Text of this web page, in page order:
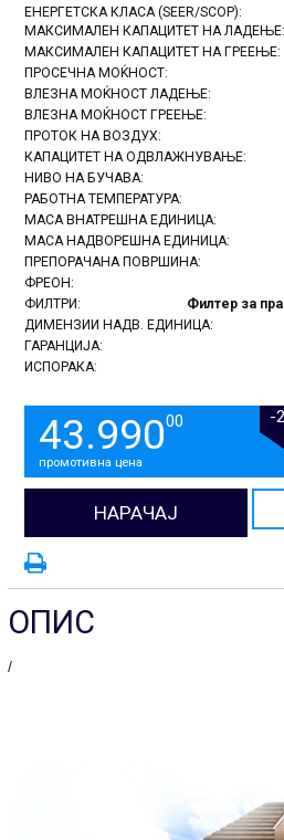
ЕНЕРГЕТСКА КЛАСА (SEER/SCOP):
МАКСИМАЛЕН КАПАЦИТЕТ НА ЛАДЕЊЕ:
МАКСИМАЛЕН КАПАЦИТЕТ НА ГРЕЕЊЕ:
ПРОСЕЧНА МОЌНОСТ:
ВЛЕЗНА МОЌНОСТ ЛАДЕЊЕ:
ВЛЕЗНА МОЌНОСТ ГРЕЕЊЕ:
ПРОТОК НА ВОЗДУХ:
КАПАЦИТЕТ НА ОДВЛАЖНУВАЊЕ:
НИВО НА БУЧАВА:
РАБОТНА ТЕМПЕРАТУРА:
МАСА ВНАТРЕШНА ЕДИНИЦА:
МАСА НАДВОРЕШНА ЕДИНИЦА:
ПРЕПОРАЧАНА ПОВРШИНА:
ФРЕОН:
ФИЛТРИ:
Филтер за
ДИМЕНЗИИ НАДВ. ЕДИНИЦА:
ГАРАНЦИЈА:
ИСПОРАКА:
43.99000 -
промотивна цена
НАРАЧАЈ
ОПИС
/